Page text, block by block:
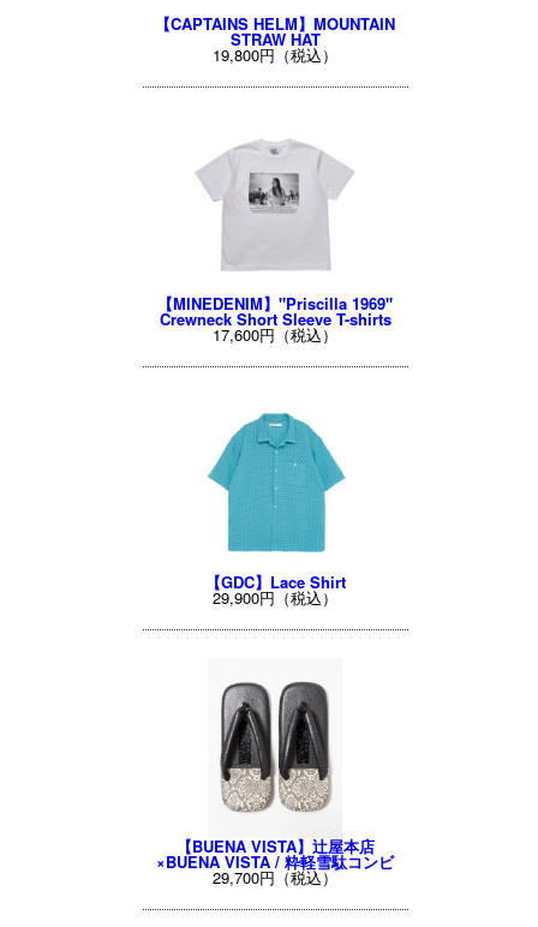
【CAPTAINS HELM】MOUNTAIN
STRAW HAT
19,800円（税込）
【MINEDENIM】"Priscilla 1969"
Crewneck Short Sleeve T-shirts
17,600円（税込）
【GDC】Lace Shirt
29,900円（税込）
【BUENA VISTA】辻屋本店
×BUENA VISTA / 粋軽雪駄コンビ
29,700円（税込）